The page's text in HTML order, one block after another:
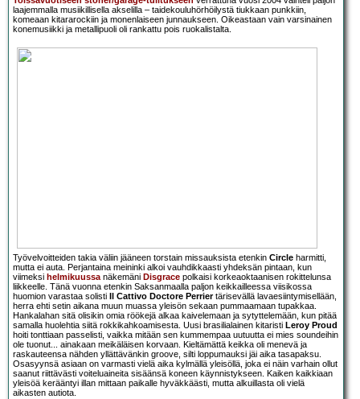
laajemmalla musiikillisella akselilla – taidekouluhörhöilystä tiukkaan punkkiin,
komeaan kitararockiin ja monenlaiseen junnaukseen. Oikeastaan vain varsinainen
konemusiikki ja metallipuoli oli rankattu pois ruokalistalta.
Työvelvoitteiden takia väliin jääneen torstain missauksista etenkin Circle harmitti,
mutta ei auta. Perjantaina meininki alkoi vauhdikkaasti yhdeksän pintaan, kun
viimeksi helmikuussanäkemäni Disgrace polkaisi korkeaoktaanisen rokittelunsa
liikkeelle. Tänä vuonna etenkin Saksanmaalla paljon keikkailleessa viisikossa
huomion varastaa solisti
Il Cattivo Doctore Perriertärisevällä lavaesiintymisellään,
herra ehti setin aikana muun muassa yleisön sekaan pummaamaan tupakkaa.
Hankalahan sitä olisikin omia röökejä alkaa kaivelemaan ja sytyttelemään, kun pitää
samalla huolehtia siitä rokkikahkoamisesta. Uusi brasilialainen kitaristi Leroy Proud
hoiti tonttiaan passelisti, vaikka mitään sen kummempaa uutuutta ei mies soundeihin
ole tuonut... ainakaan meikäläisen korvaan. Kieltämättä keikka oli menevä ja
raskauteensa nähden yllättävänkin groove, silti loppumauksi jäi aika tasapaksu.
Osasyynsä asiaan on varmasti vielä aika kylmällä yleisöllä, joka ei näin varhain ollut
saanut riittävästi voiteluaineita sisäänsä koneen käynnistykseen. Kaiken kaikkiaan
yleisöä kerääntyi illan mittaan paikalle hyväkkäästi, mutta alkuillasta oli vielä
aikasten autiota.